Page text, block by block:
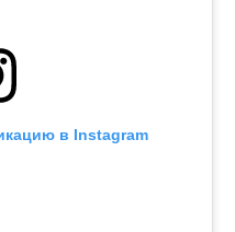
в Instagram